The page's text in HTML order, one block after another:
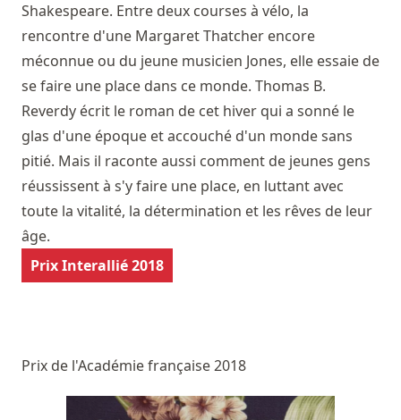
Shakespeare. Entre deux courses à vélo, la
rencontre d'une Margaret Thatcher encore
méconnue ou du jeune musicien Jones, elle essaie de
se faire une place dans ce monde. Thomas B.
Reverdy écrit le roman de cet hiver qui a sonné le
glas d'une époque et accouché d'un monde sans
pitié. Mais il raconte aussi comment de jeunes gens
réussissent à s'y faire une place, en luttant avec
toute la vitalité, la détermination et les rêves de leur
âge.
Prix Interallié 2018
Prix de l'Académie française 2018